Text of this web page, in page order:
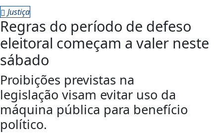
Justiça
Regras do período de defeso
eleitoral começam a valer neste
sábado
Proibições previstas na
legislação visam evitar uso da
máquina pública para benefício
político.